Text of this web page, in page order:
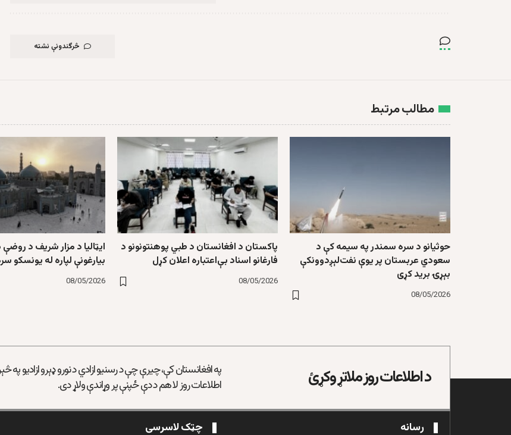
څرگندونې نشته
مطالب مرتبط
حوثیانو د سره سمندر په سیمه کې د
سعودي عربستان پر یوې نفت‌لېږدوونکې
بېړۍ برید کړی
08/05/2026
پاکستان د افغانستان د طبي پوهنتونونو د
فارغانو اسناد بې‌اعتباره اعلان کړل
08/05/2026
ایټالیا د مزار شریف د
بیارغونې لپاره له یونسکو
08/05/2026
د اطلاعات روز ملاتړ وکړئ
په افغانستان کې، چیرې چې د رسنیو ازادي د نورو ډېرو ازادیو
اطلاعات روز لا هم د دې ځپنې پر وړاندې ولاړ دی.
رسانه چټک لاسرسی